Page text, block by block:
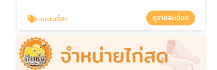
ขายส่งเนื้อไก่ ดูรายละเอียด